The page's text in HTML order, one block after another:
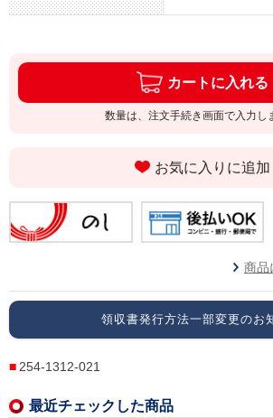
カートに入れる
数量は、注文手続き画面で入力し
お気に入りに追加
商品
領収書発行方法一部変更のお
254-1312-021
最近チェックした商品